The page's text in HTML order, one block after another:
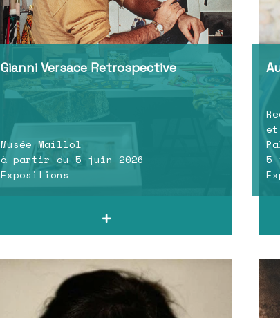
Gianni Versace Retrospective
Musée Maillol
à partir du 5 juin 2026
Expositions
5